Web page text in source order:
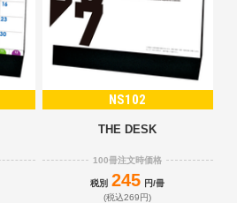
NS102
THE DESK
100冊注文時価格
税別 245 円/冊
(税込269円)